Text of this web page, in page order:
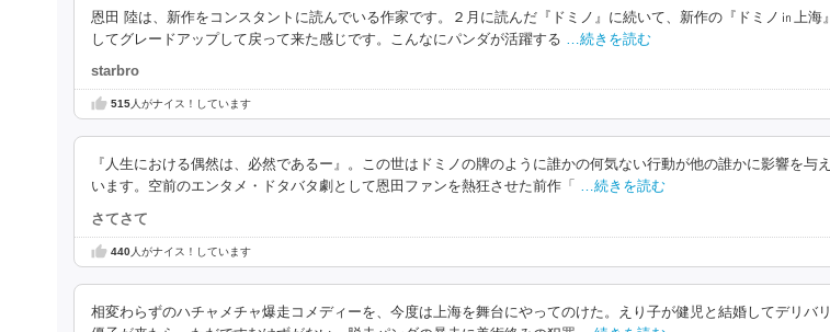
恩田 陸は、新作をコンスタントに読んでいる作家です。２月に読んだ『ドミノ』に続いて、新作の『ドミノ㏌上海
してグレードアップして戻って来た感じです。こんなにパンダが活躍する
…続きを読む
starbro
515人がナイス！しています
『人生における偶然は、必然であるー』。この世はドミノの牌のように誰かの何気ない行動が他の誰かに影響を与
います。空前のエンタメ・ドタバタ劇として恩田ファンを熱狂させた前作「
…続きを読む
さてさて
440人がナイス！しています
相変わらずのハチャメチャ爆走コメディーを、今度は上海を舞台にやってのけた。えり子が健児と結婚してデリバ